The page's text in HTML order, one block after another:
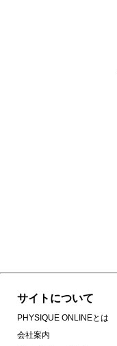
サイトについて
PHYSIQUE ONLINEとは
会社案内